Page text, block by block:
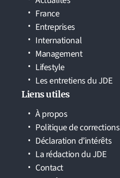
France
Entreprises
International
Management
Lifestyle
Les entretiens du JDE
Liens utiles
À propos
Politique de corrections
Déclaration d’intérêts
La rédaction du JDE
Contact